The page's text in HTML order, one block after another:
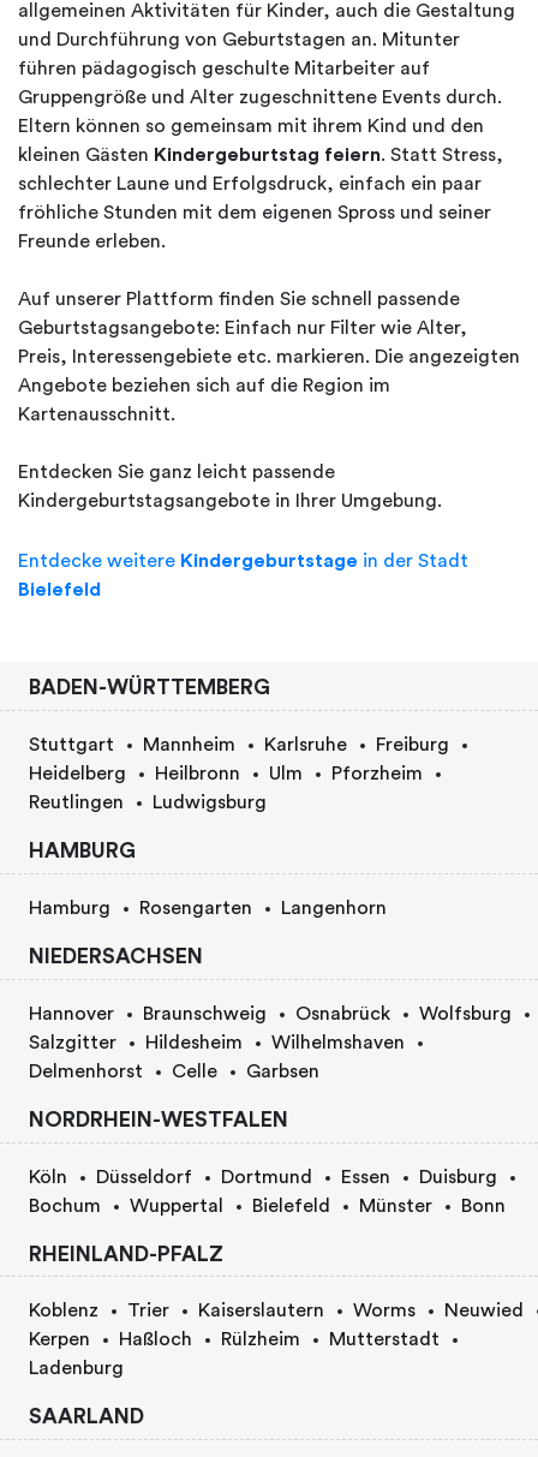
allgemeinen Aktivitäten für Kinder, auch die Gestaltung
und Durchführung von Geburtstagen an. Mitunter
führen pädagogisch geschulte Mitarbeiter auf
Gruppengröße und Alter zugeschnittene Events durch.
Eltern können so gemeinsam mit ihrem Kind und den
kleinen Gästen Kindergeburtstag feiern. Statt Stress,
schlechter Laune und Erfolgsdruck, einfach ein paar
fröhliche Stunden mit dem eigenen Spross und seiner
Freunde erleben.
Auf unserer Plattform finden Sie schnell passende
Geburtstagsangebote: Einfach nur Filter wie Alter,
Preis, Interessengebiete etc. markieren. Die angezeigten
Angebote beziehen sich auf die Region im
Kartenausschnitt.
Entdecken Sie ganz leicht passende
Kindergeburtstagsangebote in Ihrer Umgebung.
Entdecke weitere Kindergeburtstage in der Stadt
Bielefeld
BADEN-WÜRTTEMBERG
Stuttgart Mannheim Karlsruhe
Freiburg
Heidelberg
Heilbronn Ulm
Pforzheim
Reutlingen
Ludwigsburg
HAMBURG
Hamburg Rosengarten Langenhorn
NIEDERSACHSEN
Hannover Braunschweig Osnabrück
Wolfsburg
Salzgitter
Hildesheim
Wilhelmshaven
Delmenhorst
Celle Garbsen
NORDRHEIN-WESTFALEN
Köln Düsseldorf Dortmund Essen
Duisburg
Bochum
Wuppertal Bielefeld Münster Bonn
RHEINLAND-PFALZ
Koblenz Trier Kaiserslautern Worms
Neuwied
Kerpen
Haßloch Rülzheim
Mutterstadt
Ladenburg
SAARLAND